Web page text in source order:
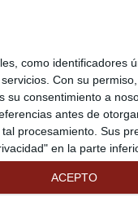
como identificadores
Con su
consentimiento a
antes de
procesamiento. Sus
en la parte
ACEPTO